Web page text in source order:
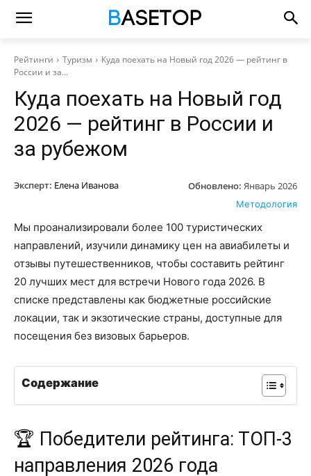
Рейтинги Туризм
Куда поехать на Новый год 2026 — рейтинг в
России и за...
Куда поехать на Новый год
2026 — рейтинг в России и
за рубежом
Эксперт: Елена Иванова Обновлено: Январь 2026
Методология
Мы проанализировали более 100 туристических
направлений, изучили динамику цен на авиабилеты и
отзывы путешественников, чтобы составить рейтинг
20 лучших мест для встречи Нового года 2026. В
списке представлены как бюджетные российские
локации, так и экзотические страны, доступные для
посещения без визовых барьеров.
Содержание
🏆 Победители рейтинга: ТОП-3
направления 2026 года